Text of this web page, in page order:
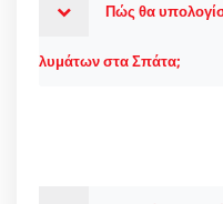
Πώς θα
λυμάτων στα Σπάτα;